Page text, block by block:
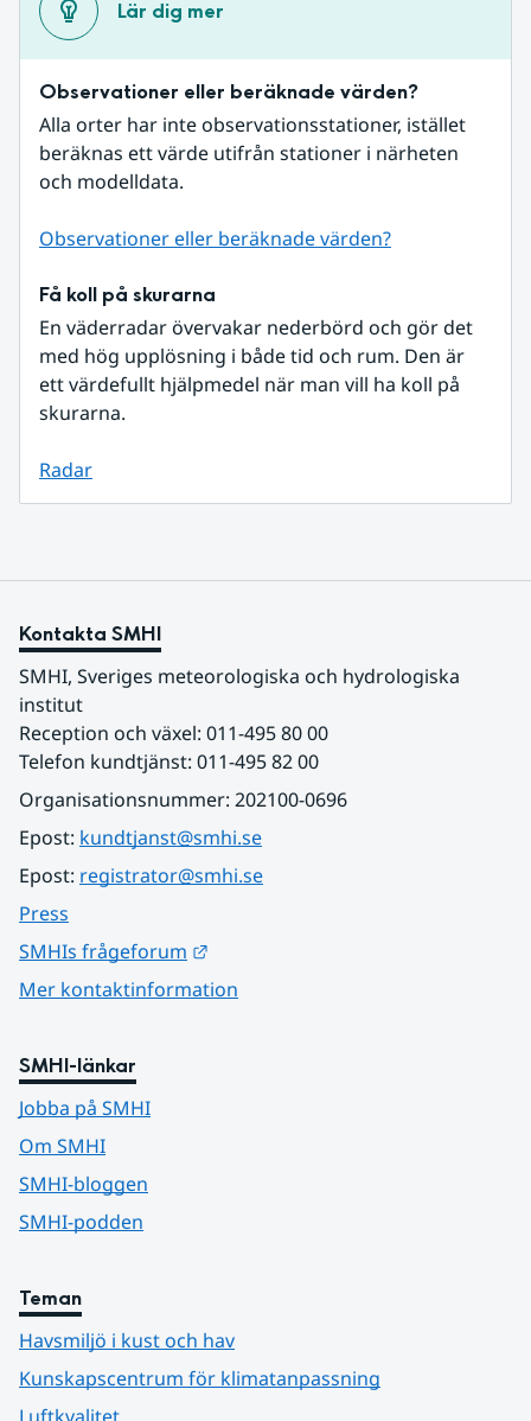
Lär dig mer
Observationer eller beräknade värden?
Alla orter har inte observationsstationer, istället
beräknas ett värde utifrån stationer i närheten
och modelldata.
Observationer eller beräknade värden?
Få koll på skurarna
En väderradar övervakar nederbörd och gör det
med hög upplösning i både tid och rum. Den är
ett värdefullt hjälpmedel när man vill ha koll på
skurarna.
Radar
Kontakta SMHI
SMHI, Sveriges meteorologiska och hydrologiska
institut
Reception och växel: 011-495 80 00
Telefon kundtjänst: 011-495 82 00
Organisationsnummer: 202100-0696
Epost: kundtjanst@smhi.se
Epost: registrator@smhi.se
Press
SMHIs frågeforum
Mer kontaktinformation
SMHI-länkar
Jobba på SMHI
Om SMHI
SMHI-bloggen
SMHI-podden
Teman
Havsmiljö i kust och hav
Kunskapscentrum för klimatanpassning